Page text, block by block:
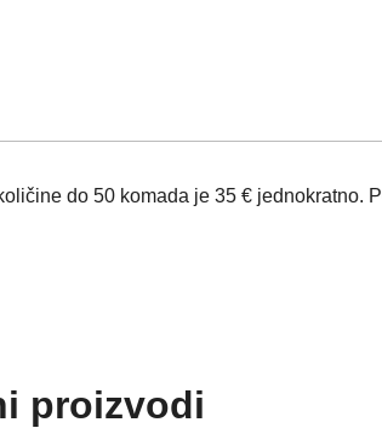
do 50 komada je 35 € jednokratno.
proizvodi